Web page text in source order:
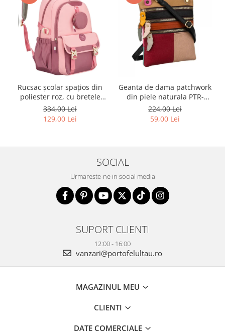
Rucsac școlar spațios din
poliester roz, cu bretele
reglabile - Peterson PTR-
PTN 8610-1327 PINK
334,00 Lei
129,00 Lei
Geanta de dama patchwork
din piele naturala PTR-
1718-SKL-6922 MULTI
224,00 Lei
59,00 Lei
SOCIAL
Urmareste-ne in social media
SUPORT CLIENTI
12:00 - 16:00
vanzari@portofelultau.ro
MAGAZINUL MEU
CLIENTI
DATE COMERCIALE